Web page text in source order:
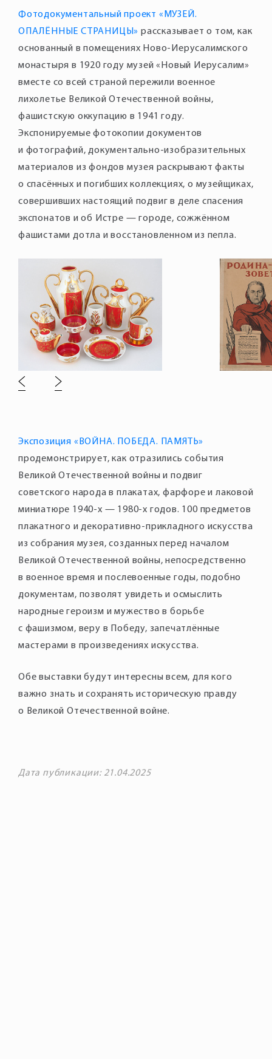
Фотодокументальный проект «МУЗЕЙ.
ОПАЛЁННЫЕ СТРАНИЦЫ» рассказывает о том, как
основанный в помещениях Ново-Иерусалимского
монастыря в 1920 году музей «Новый Иерусалим»
вместе со всей страной пережили военное
лихолетье Великой Отечественной войны,
фашистскую оккупацию в 1941 году.
Экспонируемые фотокопии документов
и фотографий, документально-изобразительных
материалов из фондов музея раскрывают факты
о спасённых и погибших коллекциях, о музейщиках,
совершивших настоящий подвиг в деле спасения
экспонатов и об Истре — городе, сожжённом
фашистами дотла и восстановленном из пепла.
Экспозиция «ВОЙНА. ПОБЕДА. ПАМЯТЬ»
продемонстрирует, как отразились события
Великой Отечественной войны и подвиг
советского народа в плакатах, фарфоре и лаковой
миниатюре 1940-х — 1980-х годов. 100 предметов
плакатного и декоративно-прикладного искусства
из собрания музея, созданных перед началом
Великой Отечественной войны, непосредственно
в военное время и послевоенные годы, подобно
документам, позволят увидеть и осмыслить
народные героизм и мужество в борьбе
с фашизмом, веру в Победу, запечатлённые
мастерами в произведениях искусства.
Обе выставки будут интересны всем, для кого
важно знать и сохранять историческую правду
о Великой Отечественной войне.
Дата публикации: 21.04.2025